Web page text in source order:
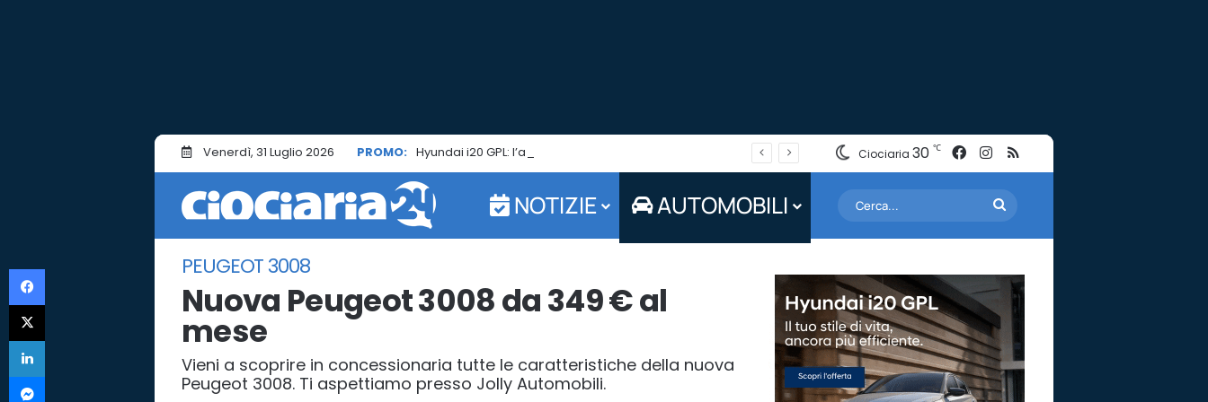
Venerdì, 31 Luglio 2026 PROMO: Ciociaria 30 ℃ FacebookInstagram
RSS
NOTIZIE AUTOMOBILI
PEUGEOT 3008
Nuova Peugeot 3008 da 349 € al
mese
Vieni a scoprire in concessionaria tutte le caratteristiche della nuova
Peugeot 3008. Ti aspettiamo presso Jolly Automobili.